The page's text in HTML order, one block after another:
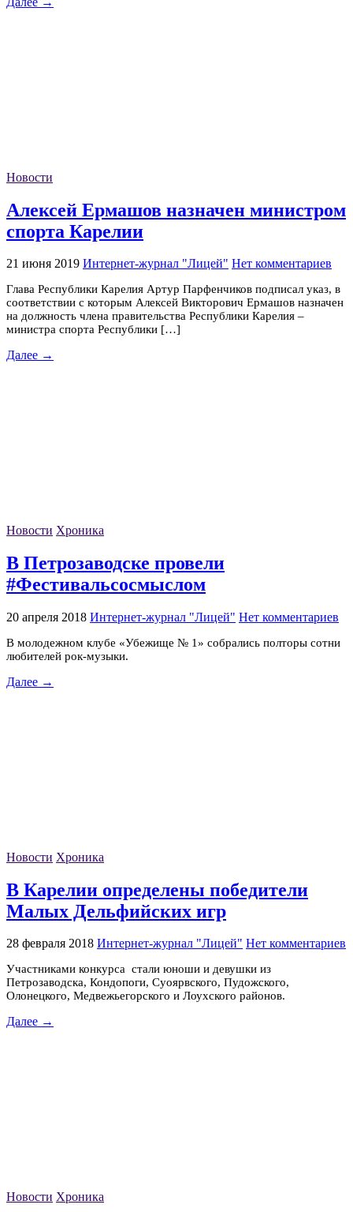
Новости
Алексей Ермашов назначен министром
спорта Карелии
21 июня 2019 Интернет-журнал "Лицей" Нет комментариев
Глава Республики Карелия Артур Парфенчиков подписал указ, в
соответствии с которым Алексей Викторович Ермашов назначен
на должность члена правительства Республики Карелия –
министра спорта Республики […]
Далее →
Новости Хроника
В Петрозаводске провели
#Фестивальсосмыслом
20 апреля 2018 Интернет-журнал "Лицей" Нет комментариев
В молодежном клубе «Убежище № 1» собрались полторы сотни
любителей рок-музыки.
Далее →
Новости Хроника
В Карелии определены победители
Малых Дельфийских игр
28 февраля 2018 Интернет-журнал "Лицей" Нет комментариев
Участниками конкурса стали юноши и девушки из
Петрозаводска, Кондопоги, Суоярвского, Пудожского,
Олонецкого, Медвежьегорского и Лоухского районов.
Далее →
Новости Хроника